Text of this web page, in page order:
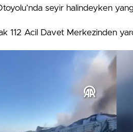
seyir halindeyken
112 Acil Davet Merkezinden